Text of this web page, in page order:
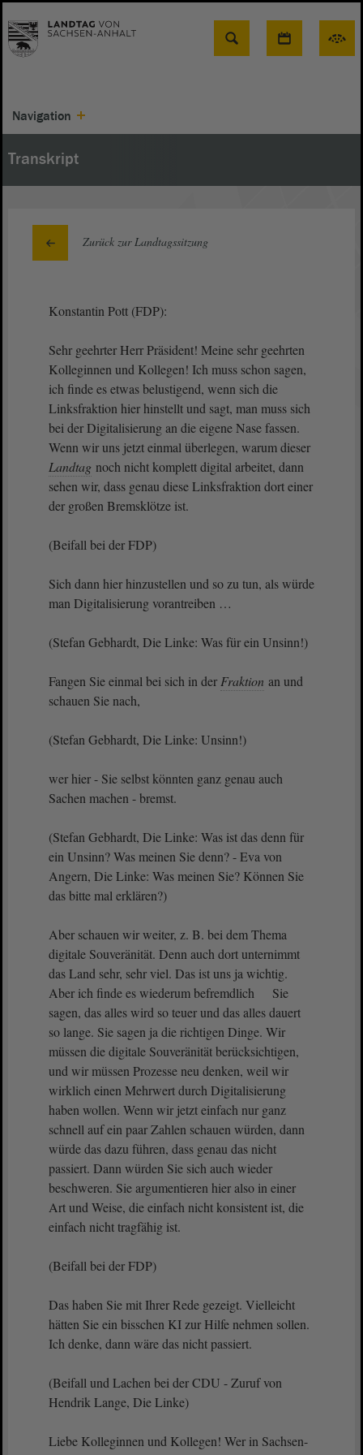
Suche
Navigation
Transkript
Zurück zur Landtagssitzung
Konstantin Pott (FDP):
Sehr geehrter Herr Präsident! Meine sehr geehrten
Kolleginnen und Kollegen! Ich muss schon sagen,
ich finde es etwas belustigend, wenn sich die
Linksfraktion hier hinstellt und sagt, man muss sich
bei der Digitalisierung an die eigene Nase fassen.
Wenn wir uns jetzt einmal überlegen, warum dieser
Landtag noch nicht komplett digital arbeitet, dann
sehen wir, dass genau diese Linksfraktion dort einer
der großen Bremsklötze ist.
(Beifall bei der FDP)
Sich dann hier hinzustellen und so zu tun, als würde
man Digitalisierung vorantreiben …
(Stefan Gebhardt, Die Linke: Was für ein Unsinn!)
Fangen Sie einmal bei sich in der Fraktion an und
schauen Sie nach,
(Stefan Gebhardt, Die Linke: Unsinn!)
wer hier - Sie selbst könnten ganz genau auch
Sachen machen - bremst.
(Stefan Gebhardt, Die Linke: Was ist das denn für
ein Unsinn? Was meinen Sie denn? - Eva von
Angern, Die Linke: Was meinen Sie? Können Sie
das bitte mal erklären?)
Aber schauen wir weiter, z. B. bei dem Thema
digitale Souveränität. Denn auch dort unternimmt
das Land sehr, sehr viel. Das ist uns ja wichtig.
Aber ich finde es wiederum befremdlich Sie
sagen, das alles wird so teuer und das alles dauert
so lange. Sie sagen ja die richtigen Dinge. Wir
müssen die digitale Souveränität berücksichtigen,
und wir müssen Prozesse neu denken, weil wir
wirklich einen Mehrwert durch Digitalisierung
haben wollen. Wenn wir jetzt einfach nur ganz
schnell auf ein paar Zahlen schauen würden, dann
würde das dazu führen, dass genau das nicht
passiert. Dann würden Sie sich auch wieder
beschweren. Sie argumentieren hier also in einer
Art und Weise, die einfach nicht konsistent ist, die
einfach nicht tragfähig ist.
(Beifall bei der FDP)
Das haben Sie mit Ihrer Rede gezeigt. Vielleicht
hätten Sie ein bisschen KI zur Hilfe nehmen sollen.
Ich denke, dann wäre das nicht passiert.
(Beifall und Lachen bei der CDU - Zuruf von
Hendrik Lange, Die Linke)
Liebe Kolleginnen und Kollegen! Wer in Sachsen-